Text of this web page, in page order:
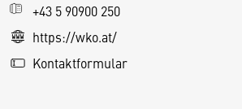
+43 5 90900 250
https://wko.at/
Kontaktformular
e
S
e